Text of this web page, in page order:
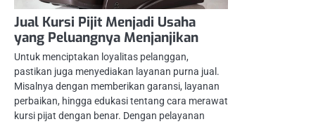
Jual Kursi Pijit Menjadi Usaha
yang Peluangnya Menjanjikan
Untuk menciptakan loyalitas pelanggan,
pastikan juga menyediakan layanan purna jual.
Misalnya dengan memberikan garansi, layanan
perbaikan, hingga edukasi tentang cara merawat
kursi pijat dengan benar. Dengan pelayanan